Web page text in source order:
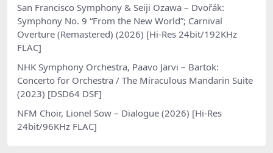
San Francisco Symphony & Seiji Ozawa – Dvořák:
Symphony No. 9 “From the New World”; Carnival
Overture (Remastered) (2026) [Hi-Res 24bit/192KHz
FLAC]
NHK Symphony Orchestra, Paavo Järvi – Bartok:
Concerto for Orchestra / The Miraculous Mandarin Suite
(2023) [DSD64 DSF]
NFM Choir, Lionel Sow – Dialogue (2026) [Hi-Res
24bit/96KHz FLAC]